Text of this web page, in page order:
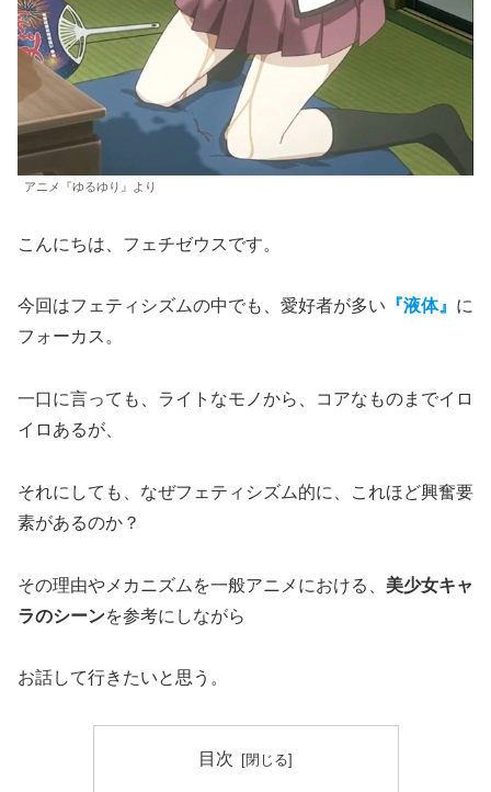
アニメ『ゆるゆり』より
こんにちは、フェチゼウスです。
今回はフェティシズムの中でも、愛好者が多い 『液体』 に
フォーカス。
一口に言っても、ライトなモノから、コアなものまでイロ
イロあるが、
それにしても、なぜフェティシズム的に、これほど興奮要
素があるのか？
その理由やメカニズムを一般アニメにおける、 美少女キャ
ラのシーンを参考にしながら
お話して行きたいと思う。
目次